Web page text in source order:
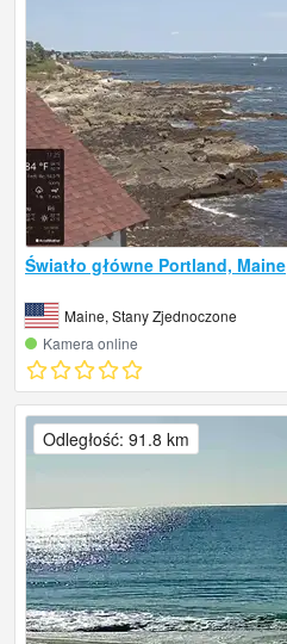
Światło główne Portland, Maine
Maine, Stany Zjednoczone
Kamera online
Odległość: 91.8 km